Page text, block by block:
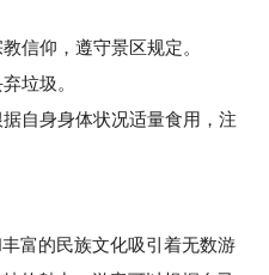
仰，遵守景区规定。
垃圾。
自身身体状况适量食用，注
的民族文化吸引着无数游